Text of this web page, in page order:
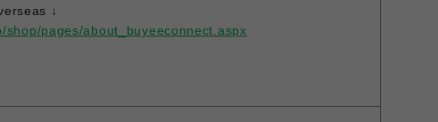
↓
shop/pages/about_buyeeconnect.aspx